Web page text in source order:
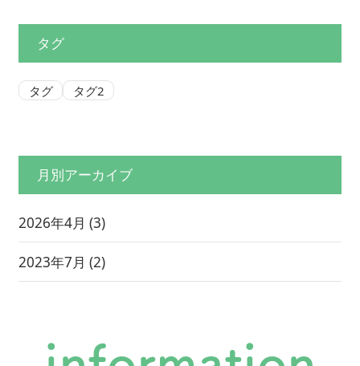
タグ
タグ タグ2
月別アーカイブ
2026年4月 (3)
2023年7月 (2)